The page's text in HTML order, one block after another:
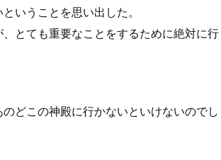
いうことを思い出した。
とても重要なことをするために絶対に行
どこの神殿に行かないといけないのでし